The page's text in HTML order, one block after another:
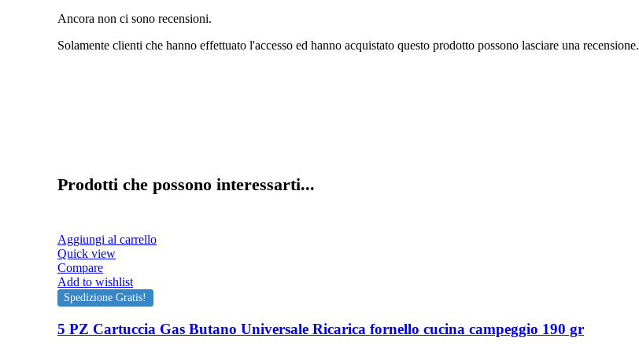
Ancora non ci sono recensioni.
Solamente clienti che hanno effettuato l'accesso ed hanno acquistato questo prodotto possono lasciare una recensione.
Prodotti che possono interessarti...
Aggiungi al carrello
Quick view
Compare
Add to wishlist
Spedizione Gratis!
5 PZ Cartuccia Gas Butano Universale Ricarica fornello cucina campeggio 190 gr